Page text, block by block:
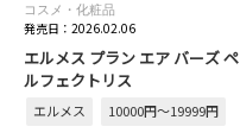
コスメ・化粧品
発売日：2026.02.06
エルメス プラン エア バーズ ペ
ルフェクトリス
エルメス 10000円～19999円